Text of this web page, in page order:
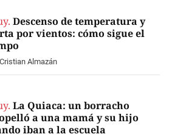
Descenso de temperatura y
por vientos: cómo sigue el
Cristian Almazán
La Quiaca: un borracho
a una mamá y su hijo
iban a la escuela